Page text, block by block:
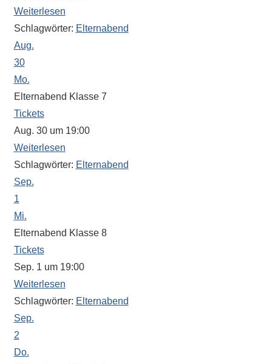
Sportwettkampf,
Musik-
oder
Theaterveranstaltung,
Exkursion
oder
Reise
–
unsere
Schülerinnen
und
Schüler
Sie
einmal
eine
Information
nicht
finden,
stehen
Weiterlesen
Schlagwörter: Elternabend
Aug.
30
Mo.
Elternabend Klasse 7
Tickets
Aug. 30 um 19:00
Weiterlesen
Schlagwörter: Elternabend
Sep.
1
Mi.
Elternabend Klasse 8
Tickets
Sep. 1 um 19:00
Weiterlesen
Schlagwörter: Elternabend
Sep.
2
Do.